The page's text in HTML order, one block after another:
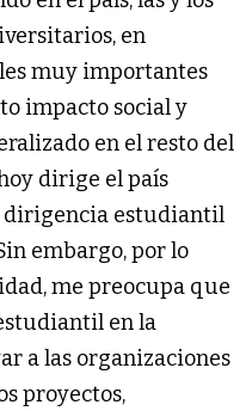
en
muy importantes
impacto social y
en el resto del
dirige el país
dirigencia estudiantil
embargo, por lo
me preocupa que
en la
a las organizaciones
proyectos,